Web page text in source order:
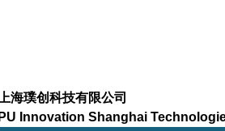
上海璞创科技有限公司
PU Innovation Shanghai